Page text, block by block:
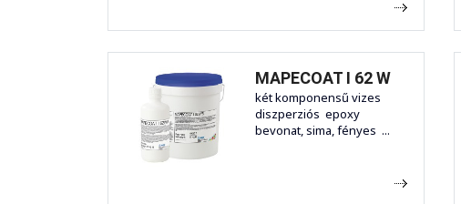
MAPECOAT I 62 W
két komponensű vizes
diszperziós epoxy
bevonat, sima, fényes ...